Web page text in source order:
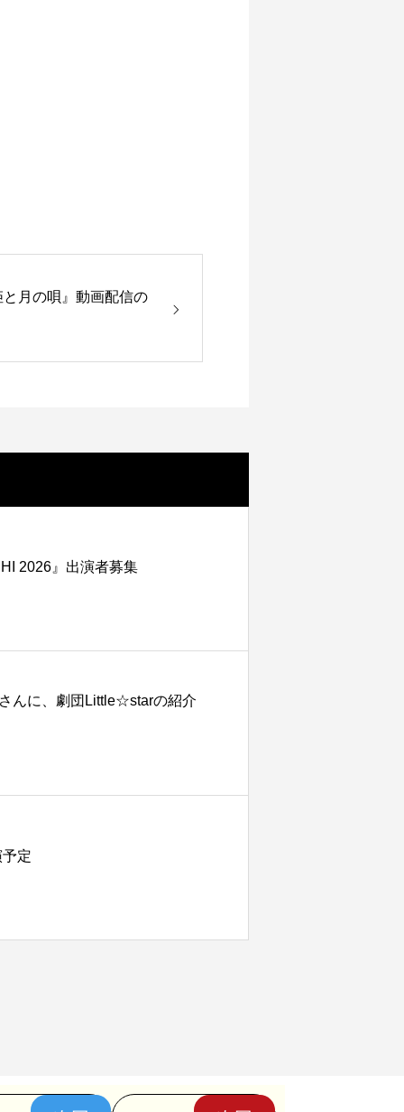
月の唄』動画配信の
2026』出演者募集
んに、劇団Little☆starの紹介
出演予定